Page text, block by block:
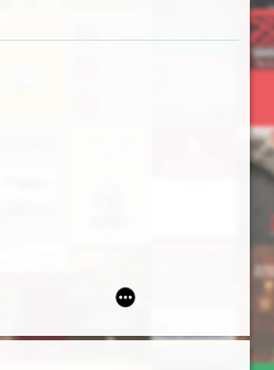
z rodu Ślązaka